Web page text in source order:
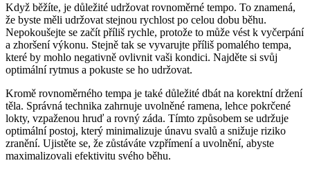
Když běžíte, je důležité udržovat rovnoměrné tempo. To znamená,
že byste měli udržovat stejnou rychlost po celou dobu běhu.
Nepokoušejte se začít příliš rychle, protože to může vést k vyčerpání
a zhoršení výkonu. Stejně tak se vyvarujte příliš pomalého tempa,
které by mohlo negativně ovlivnit vaši kondici. Najděte si svůj
optimální rytmus a pokuste se ho udržovat.
Kromě rovnoměrného tempa je také důležité dbát na korektní držení
těla. Správná technika zahrnuje uvolněné ramena, lehce pokrčené
lokty, vzpaženou hruď a rovný záda. Tímto způsobem se udržuje
optimální postoj, který minimalizuje únavu svalů a snižuje riziko
zranění. Ujistěte se, že zůstáváte vzpřímení a uvolnění, abyste
maximalizovali efektivitu svého běhu.